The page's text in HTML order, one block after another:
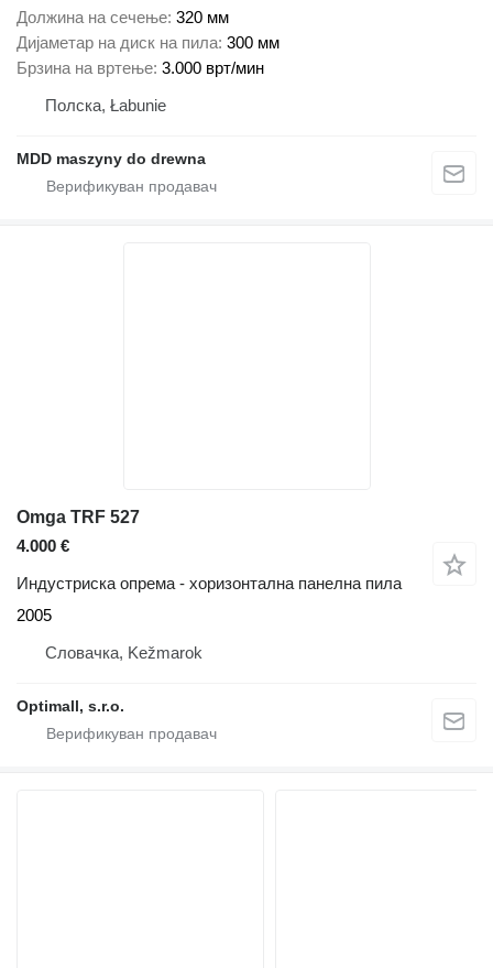
Должина на сечење 320 мм
Дијаметар на диск на пила 300 мм
Брзина на вртење 3.000 врт/мин
Полска, Łabunie
MDD maszyny do drewna
Omga TRF 527
4.000 €
Индустриска опрема - хоризонтална панелна пила
2005
Словачка, Kežmarok
Optimall, s.r.o.